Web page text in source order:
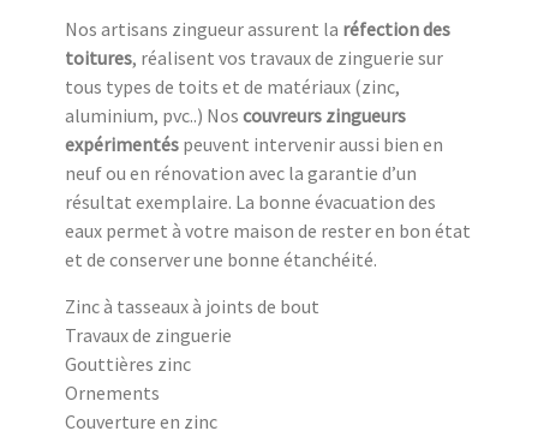
Nos artisans zingueur assurent la réfection des
toitures, réalisent vos travaux de zinguerie sur
tous types de toits et de matériaux (zinc,
aluminium, pvc..) Nos couvreurs zingueurs
expérimentés peuvent intervenir aussi bien en
neuf ou en rénovation avec la garantie d’un
résultat exemplaire. La bonne évacuation des
eaux permet à votre maison de rester en bon état
et de conserver une bonne étanchéité.
Zinc à tasseaux à joints de bout
Travaux de zinguerie
Gouttières zinc
Ornements
Couverture en zinc